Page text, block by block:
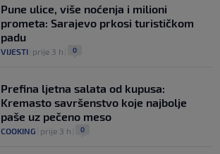
Pune ulice, više noćenja i milioni
prometa: Sarajevo prkosi turističkom
padu
VIJESTI prije 3 h 0
Prefina ljetna salata od kupusa:
Kremasto savršenstvo koje najbolje
paše uz pečeno meso
COOKING prije 3 h 0